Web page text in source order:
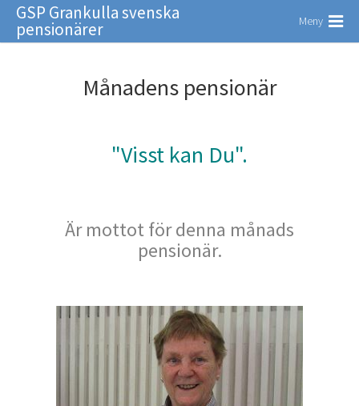
GSP Grankulla svenska
pensionärer Meny
Månadens pensionär
"Visst kan Du".
Är mottot för denna månads
pensionär.